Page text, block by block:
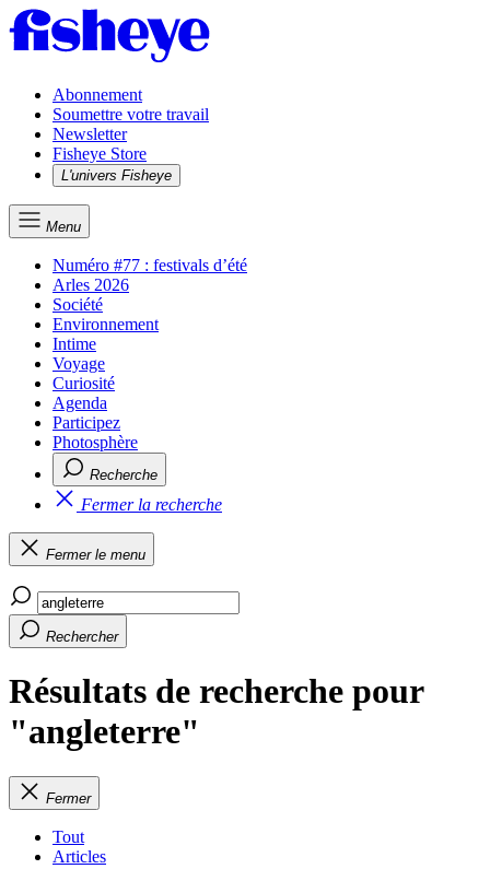
Abonnement
Soumettre votre travail
Newsletter
Fisheye Store
L'univers Fisheye
Menu
Numéro #77 : festivals d’été
Arles 2026
Société
Environnement
Intime
Voyage
Curiosité
Agenda
Participez
Photosphère
Recherche
Fermer la recherche
Fermer le menu
Rechercher
Résultats de recherche pour
"angleterre"
Fermer
Tout
Articles